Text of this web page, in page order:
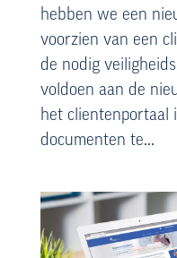
hebben we een
voorzien van een
de nodig
voldoen aan de
het clientenportaal
documenten te...